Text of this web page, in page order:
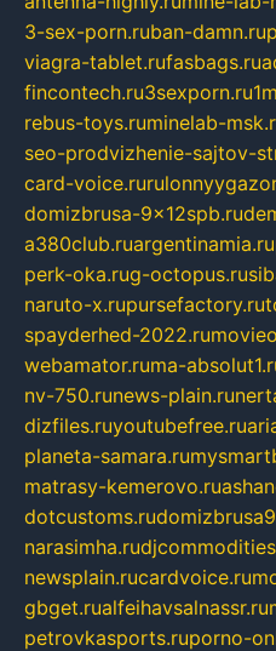
3-sex-porn.ruban-damn.ru
viagra-tablet.rufasbags.ru
fincontech.ru3sexporn.ru
rebus-toys.ruminelab-
seo-prodvizhenie-sajtov-
card-voice.ru
domizbrusa-9x12spb.ru
a380club.ruargentinamia.ru
perk-oka.rug-octopus.ru
naruto-x.rupursefactory.ru
spayderhed-2022.ru
webamator.ruma-
nv-750.runews-plain.ru
dizfiles.ruyoutubefree.ru
planeta-samara.ru
matrasy-kemerovo.ru
dotcustoms.ru
narasimha.ru
newsplain.rucardvoice.ru
gbget.rualfeihavsalnassr.ru
petrovkasports.ruporno-